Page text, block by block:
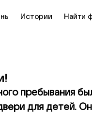
Истории Найти
пребывания
для детей.